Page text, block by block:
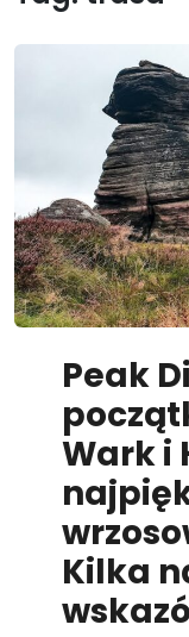
Peak
Wark i
Kilka